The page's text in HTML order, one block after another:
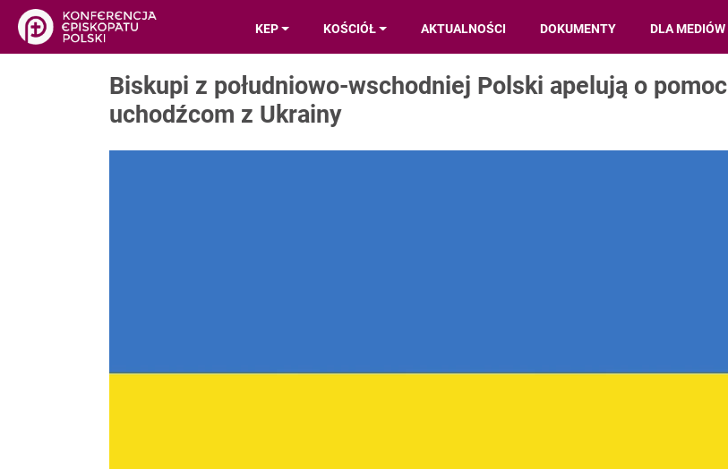
KEP KOŚCIÓŁ AKTUALNOŚCI DOKUMENTY DLA MEDIÓW
Biskupi z południowo-wschodniej Polski apelują o pomoc
uchodźcom z Ukrainy